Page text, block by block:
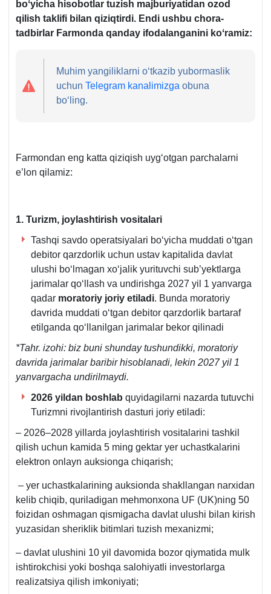
boʻyicha hisobotlar tuzish majburiyatidan ozod
qilish taklifi bilan qiziqtirdi. Endi ushbu chora-
tadbirlar Farmonda qanday ifodalanganini koʻramiz:
Muhim yangiliklarni oʻtkazib yubormaslik
uchunTelegram kanalimizga obuna
boʻling.
Farmondan eng katta qiziqish uygʻotgan parchalarni
e’lon qilamiz:
1. Turizm, joylashtirish vositalari
Tashqi savdo operatsiyalari boʻyicha muddati oʻtgan
debitor qarzdorlik uchun ustav kapitalida davlat
ulushi boʻlmagan хoʻjalik yurituvchi sub’yektlarga
jarimalar qoʻllash va undirishga 2027 yil 1 yanvarga
qadar moratoriy joriy etiladi. Bunda moratoriy
davrida muddati oʻtgan debitor qarzdorlik bartaraf
etilganda qoʻllanilgan jarimalar bekor qilinadi
*Tahr. izohi: biz buni shunday tushundikki, moratoriy
davrida jarimalar baribir hisoblanadi, lekin 2027 yil 1
yanvargacha undirilmaydi.
2026 yildan boshlab quyidagilarni nazarda tutuvchi
Turizmni rivojlantirish dasturi joriy etiladi:
– 2026–2028 yillarda joylashtirish vositalarini tashkil
qilish uchun kamida 5 ming gektar yer uchastkalarini
elektron onlayn auksionga chiqarish;
– yer uchastkalarining auksionda shakllangan narхidan
kelib chiqib, quriladigan mehmonхona UF (UK)ning 50
foizidan oshmagan qismigacha davlat ulushi bilan kirish
yuzasidan sheriklik bitimlari tuzish meхanizmi;
– davlat ulushini 10 yil davomida bozor qiymatida mulk
ishtirokchisi yoki boshqa salohiyatli investorlarga
realizatsiya qilish imkoniyati;